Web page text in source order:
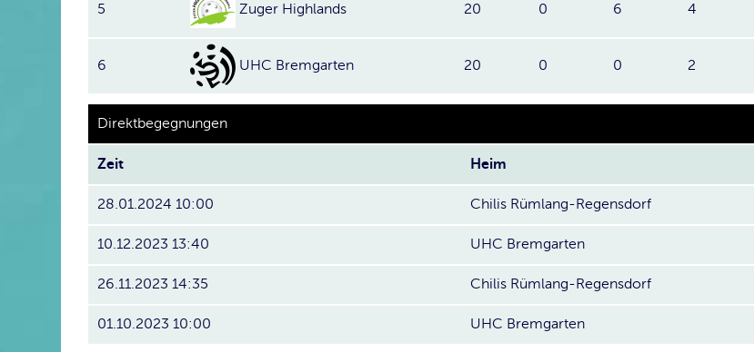
5 Zuger Highlands 20 0 6 4
6 UHC Bremgarten 20 0 0 2
Direktbegegnungen
Zeit Heim
28.01.2024 10:00 Chilis Rümlang-Regensdorf
10.12.2023 13:40 UHC Bremgarten
26.11.2023 14:35 Chilis Rümlang-Regensdorf
01.10.2023 10:00 UHC Bremgarten